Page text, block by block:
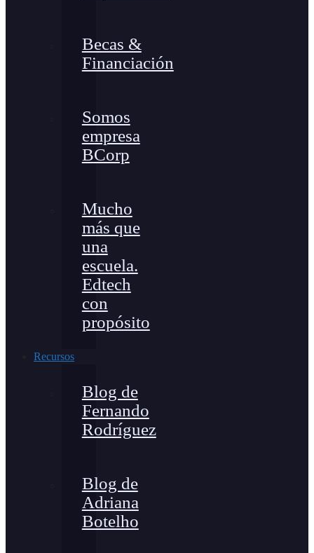
Becas &
Financiación
Somos
empresa
BCorp
Mucho
más que
una
escuela.
Edtech
con
propósito
Recursos
Blog de
Fernando
Rodríguez
Blog de
Adriana
Botelho